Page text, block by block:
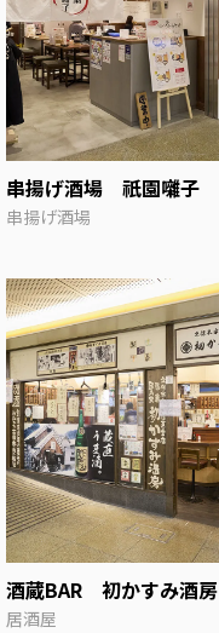
串揚げ酒場 祇園囃子
串揚げ酒場
酒蔵BAR 初かすみ酒房
居酒屋